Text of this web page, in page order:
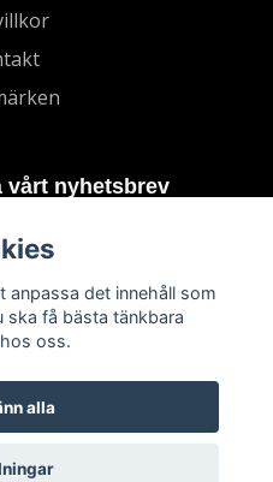
vårt nyhetsbrev
anpassa det innehåll som
få bästa tänkbara
oss.
alla